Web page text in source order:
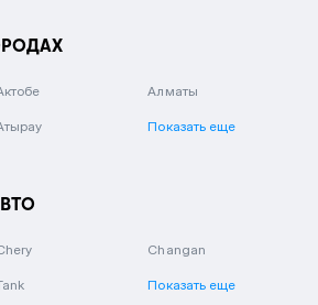
Алматы
Показать еще
Changan
Показать еще